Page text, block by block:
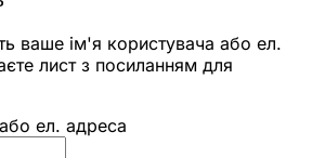
ваше ім'я користувача або ел.
лист з посиланням для
ел. адреса